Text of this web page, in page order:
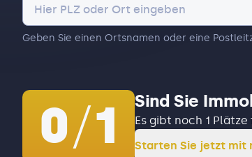
Geben Sie einen Ortsnamen oder eine
0/1 Sind Sie
Es gibt noch 1
Starten Sie jetzt mit